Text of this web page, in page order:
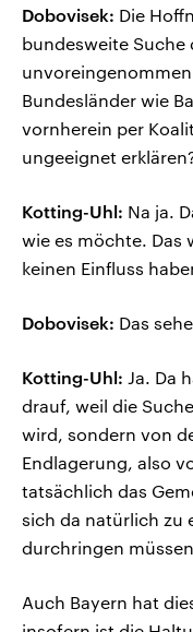
Dobovisek: Die
bundesweite
Bundesländer wie
vornherein per
ungeeignet
Kotting-Uhl: Na ja.
wie es möchte. Das
keinen Einfluss
Dobovisek: Das
Kotting-Uhl: Ja. Da
drauf, weil die
wird, sondern von
Endlagerung, also
tatsächlich das
sich da natürlich zu
durchringen
Auch Bayern hat